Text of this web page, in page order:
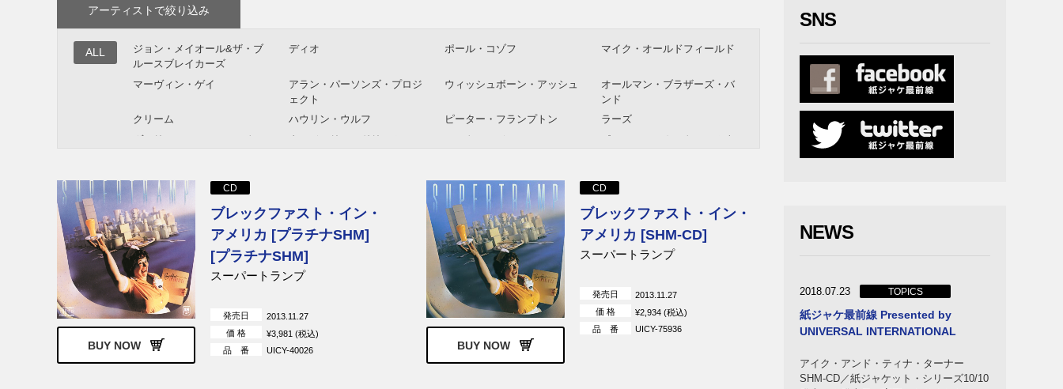
アーティストで絞り込み
ALL
ジョン・メイオール&ザ・ブ
ルースブレイカーズ
ディオ ポール・コゾフ マイク・オールドフィールド
マーヴィン・ゲイ
アラン・パーソンズ・プロジ
ェクト
ウィッシュボーン・アッシュ
オールマン・ブラザーズ・バ
ンド
クリーム
ハウリン・ウルフ ピーター・フランプトン
ラーズ
ヴァリアス・アーティスト
タンジェリン・ドリーム エルトン・ジョン
ポール・マッカートニー＆ウ
ー・クインテット
ストローブス ポコ バディ・マイルス
キーフ・ハートレイ・バンド
サヴォイ・ブラウン
ジョージ・サラグッド＆ザ・
デストロイヤーズ
ジョン・メイオール ロイ・ブキャナン
ブリジット・バルドー
ブリジット・バルドー, セルジ
ュ・ゲンスブール
ジェームス・バートン
ディラード&クラーク ボーダーライン
ドクター・フック
リンク・レイ
オザーク・マウンテン・デア
デヴィルス
カントリー・ガゼット シートレイン
アトランタ・リズム・セクシ
BUY NOW
CD
ブレックファスト・イン・
アメリカ [プラチナSHM]
[プラチナSHM]
スーパートランプ
発売日
2013.11.27
価 格
¥3,981 (税込)
品 番
UICY-40026 BUY NOW
CD
ブレックファスト・イン・
アメリカ [SHM-CD]
スーパートランプ
発売日
2013.11.27
価 格
¥2,934 (税込)
品 番
UICY-75936
SNS
NEWS
2018.07.23 TOPICS
紙ジャケ最前線 Presented by
UNIVERSAL INTERNATIONAL
アイク・アンド・ティナ・ターナー
SHM-CD／紙ジャケット・シリーズ10/10